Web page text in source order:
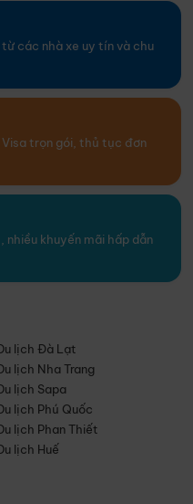
các nhà xe uy tín và chu
Visa trọn gói, thủ tục đơn
nhiều khuyến mãi hấp dẫn
lịch Đà Lạt
lịch Nha Trang
lịch Sapa
lịch Phú Quốc
lịch Phan Thiết
lịch Huế